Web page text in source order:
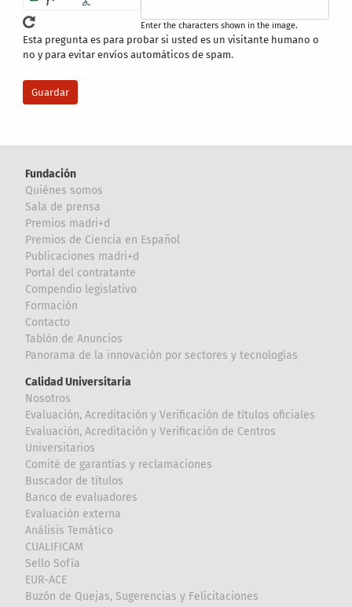
Enter the characters shown in the image.
Esta pregunta es para probar si usted es un visitante humano o
no y para evitar envíos automáticos de spam.
Fundación
Quiénes somos
Sala de prensa
Premios madri+d
Premios de Ciencia en Español
Publicaciones madri+d
Portal del contratante
Compendio legislativo
Formación
Contacto
Tablón de Anuncios
Panorama de la innovación por sectores y tecnologías
Calidad Universitaria
Nosotros
Evaluación, Acreditación y Verificación de títulos oficiales
Evaluación, Acreditación y Verificación de Centros
Universitarios
Comité de garantías y reclamaciones
Buscador de títulos
Banco de evaluadores
Evaluación externa
Análisis Temático
CUALIFICAM
Sello Sofía
EUR-ACE
Buzón de Quejas, Sugerencias y Felicitaciones